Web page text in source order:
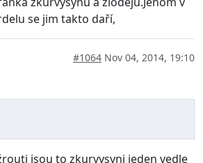
se jim takto daří,
#1064 Nov 04, 2014, 19:10
jsou to zkurvysyni jeden vedle